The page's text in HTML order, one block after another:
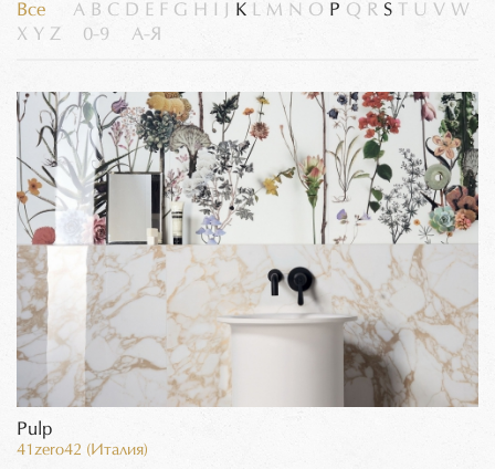
Все A B C D E F G H K L M N O P Q R S U V W
X Y Z 0-9 А-Я
Pulp
41zero42 (Италия)